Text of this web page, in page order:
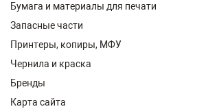
Бумага и материалы для печати
Запасные части
Принтеры, копиры, МФУ
Чернила и краска
Бренды
Карта сайта